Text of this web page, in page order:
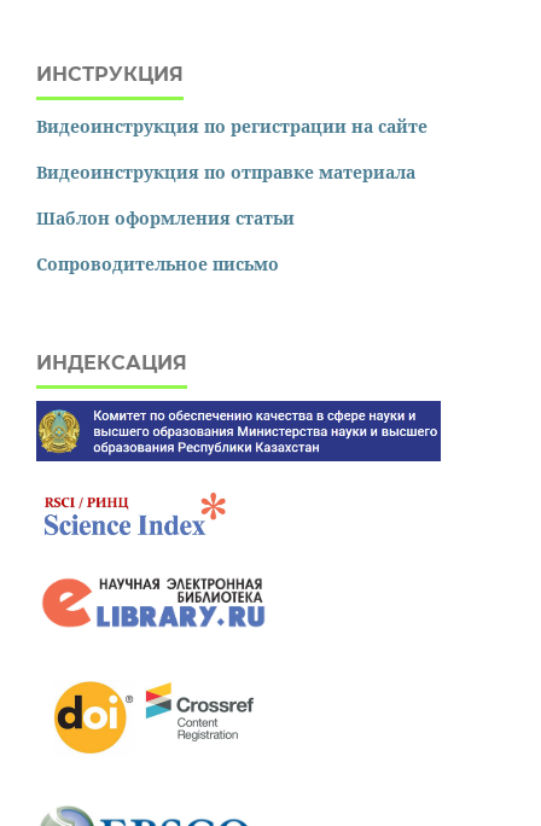
ИНСТРУКЦИЯ
Видеоинструкция по регистрации на сайте
Видеоинструкция по отправке материала
Шаблон оформления статьи
Сопроводительное письмо
ИНДЕКСАЦИЯ